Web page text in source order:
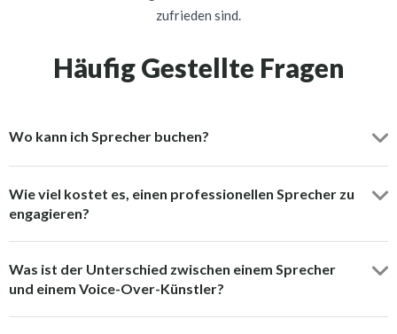
zufrieden sind.
Häufig Gestellte Fragen
Wo kann ich Sprecher buchen?
Wie viel kostet es, einen professionellen Sprecher zu
engagieren?
Was ist der Unterschied zwischen einem Sprecher
und einem Voice-Over-Künstler?